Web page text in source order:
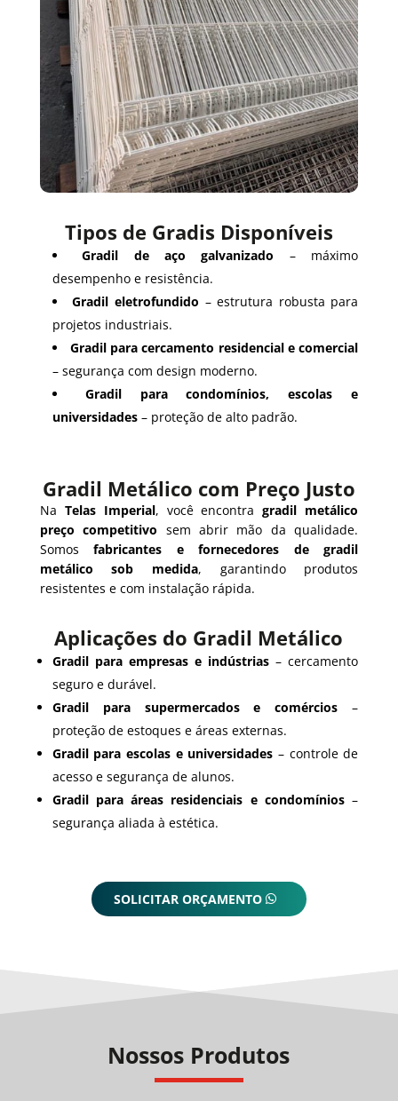
Tipos de Gradis Disponíveis
Gradil de aço galvanizado – máximo
desempenho e resistência.
Gradil eletrofundido – estrutura robusta para
projetos industriais.
Gradil para cercamento residencial e comercial
– segurança com design moderno.
Gradil para condomínios, escolas e
universidades– proteção de alto padrão.
Gradil Metálico com Preço Justo
Na Telas Imperial, você encontragradil metálico
preço competitivo sem abrir mão da qualidade.
Somosfabricantes e fornecedores de gradil
metálico sob medida, garantindo produtos
resistentes e com instalação rápida.
Aplicações do Gradil Metálico
Gradil para empresas e indústrias – cercamento
seguro e durável.
Gradil para supermercados e comércios –
proteção de estoques e áreas externas.
Gradil para escolas e universidades – controle de
acesso e segurança de alunos.
Gradil para áreas residenciais e condomínios–
segurança aliada à estética.
SOLICITAR ORÇAMENTO
Nossos Produtos